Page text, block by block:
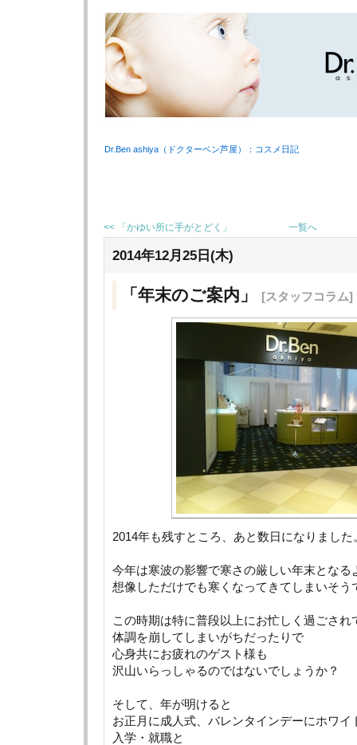
Dr.Ben ashiya（ドクターベン芦屋）：コスメ日記
<< 「かゆい所に手がとどく」 一覧へ
2014年12月25日(木)
「年末のご案内」 [スタッフコラム]
2014年も残すところ、あと数日になりました
今年は寒波の影響で寒さの厳しい年末となる
想像しただけでも寒くなってきてしまいそ
この時期は特に普段以上にお忙しく過ごされ
体調を崩してしまいがちだったりで
心身共にお疲れのゲスト様も
沢山いらっしゃるのではないでしょうか？
そして、年が明けると
お正月に成人式、バレンタインデーにホワ
入学・就職と